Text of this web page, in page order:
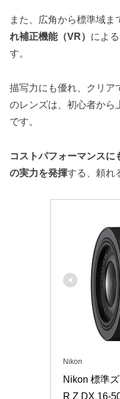
また、広角から標準域ま
れ補正機能（VR） によ
す。
描写力にも優れ、クリア
のレンズは、初心者から
です。
コストパフォーマンスに
の実力を発揮する、頼れ
Nikon
Nikon 標準
R Z DX 16-